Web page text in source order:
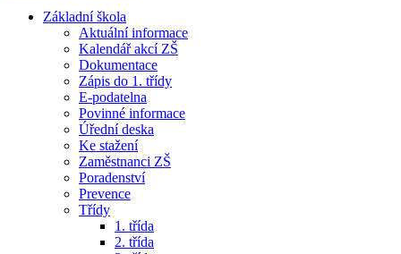
Základní škola
Aktuální informace
Kalendář akcí ZŠ
Dokumentace
Zápis do 1. třídy
E-podatelna
Povinné informace
Úřední deska
Ke stažení
Zaměstnanci ZŠ
Poradenství
Prevence
Třídy
1. třída
2. třída